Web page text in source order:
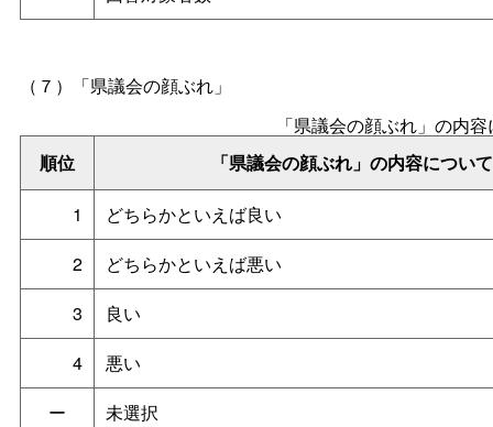
（７）「県議会の顔ぶれ」
順位 「県議会の顔ぶれ」の内容について
「県議会の顔ぶれ」の内
1
どちらかといえば良い
2
どちらかといえば悪い
3
良い
4
悪い
ー
未選択